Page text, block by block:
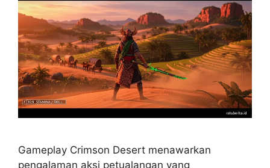
Gameplay Crimson Desert menawarkan
pengalaman aksi petualangan yang